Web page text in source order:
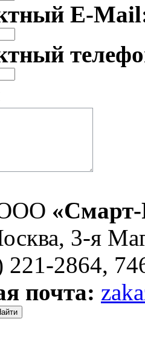
E-
ООО
3-я
221-2864,
почта: